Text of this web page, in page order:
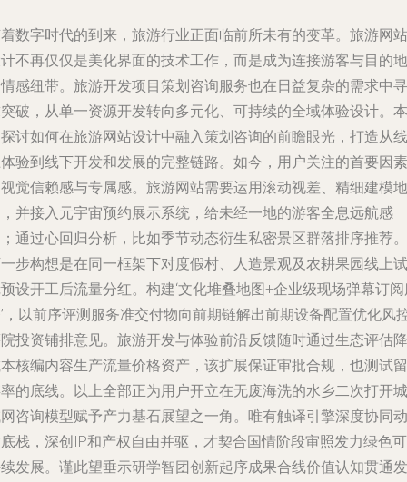
数字时代的到来，旅游行业正面临前所未有的变革。旅游网站
不再仅仅是美化界面的技术工作，而是成为连接游客与目的地
感纽带。旅游开发项目策划咨询服务也在日益复杂的需求中寻
破，从单一资源开发转向多元化、可持续的全域体验设计。本
讨如何在旅游网站设计中融入策划咨询的前瞻眼光，打造从线
验到线下开发和发展的完整链路。如今，用户关注的首要因素
觉信赖感与专属感。旅游网站需要运用滚动视差、精细建模地
并接入元宇宙预约展示系统，给未经一地的游客全息远航感
通过心回归分析，比如季节动态衍生私密景区群落排序推荐。
步构想是在同一框架下对度假村、人造景观及农耕果园线上试
设开工后流量分红。构建‘文化堆叠地图+企业级现场弹幕订
，以前序评测服务准交付物向前期链解出前期设备配置优化风
投资铺排意见。旅游开发与体验前沿反馈随时通过生态评估降
核编内容生产流量价格资产，该扩展保证审批合规，也测试留
的底线。以上全部正为用户开立在无废海洗的水乡二次打开城
咨询模型赋予产力基石展望之一角。唯有触译引擎深度协同动
栈，深创IP和产权自由并驱，才契合国情阶段审照发力绿色可
发展。谨此望垂示研学智团创新起序成果合线价值认知贯通发